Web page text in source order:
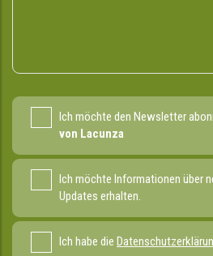
Ich möchte den Newsletter
von Lacunza
Ich möchte Informationen über
Updates erhalten.
Ich habe die